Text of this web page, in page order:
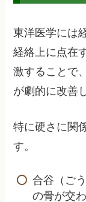
東洋医学には
経絡上に点在
激することで
が劇的に改善
特に硬さに関
す。
合谷（ご
の骨が交